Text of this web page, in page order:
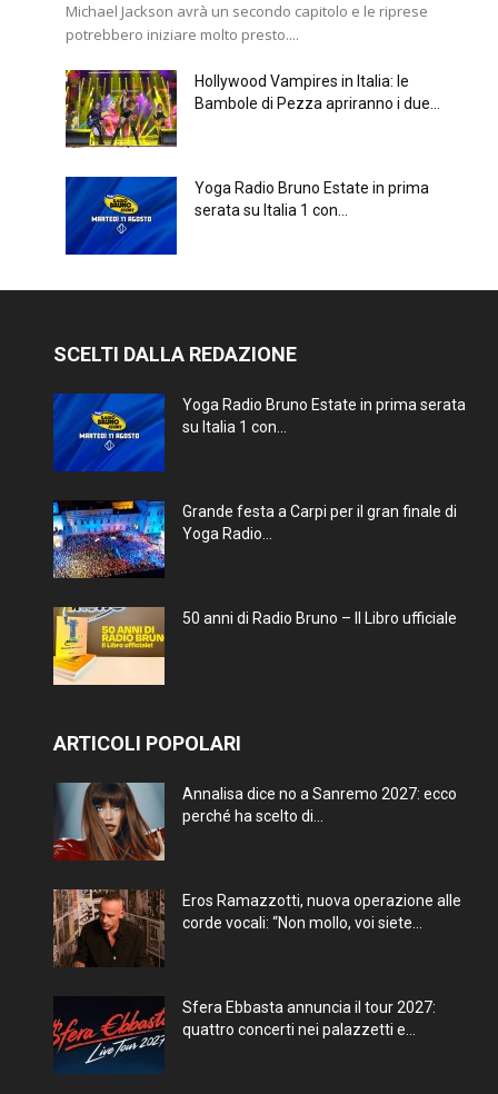
Michael Jackson avrà un secondo capitolo e le riprese
potrebbero iniziare molto presto....
Hollywood Vampires in Italia: le
Bambole di Pezza apriranno i due...
Yoga Radio Bruno Estate in prima
serata su Italia 1 con...
SCELTI DALLA REDAZIONE
Yoga Radio Bruno Estate in prima serata
su Italia 1 con...
Grande festa a Carpi per il gran finale di
Yoga Radio...
50 anni di Radio Bruno – Il Libro ufficiale
ARTICOLI POPOLARI
Annalisa dice no a Sanremo 2027: ecco
perché ha scelto di...
Eros Ramazzotti, nuova operazione alle
corde vocali: “Non mollo, voi siete...
Sfera Ebbasta annuncia il tour 2027:
quattro concerti nei palazzetti e...